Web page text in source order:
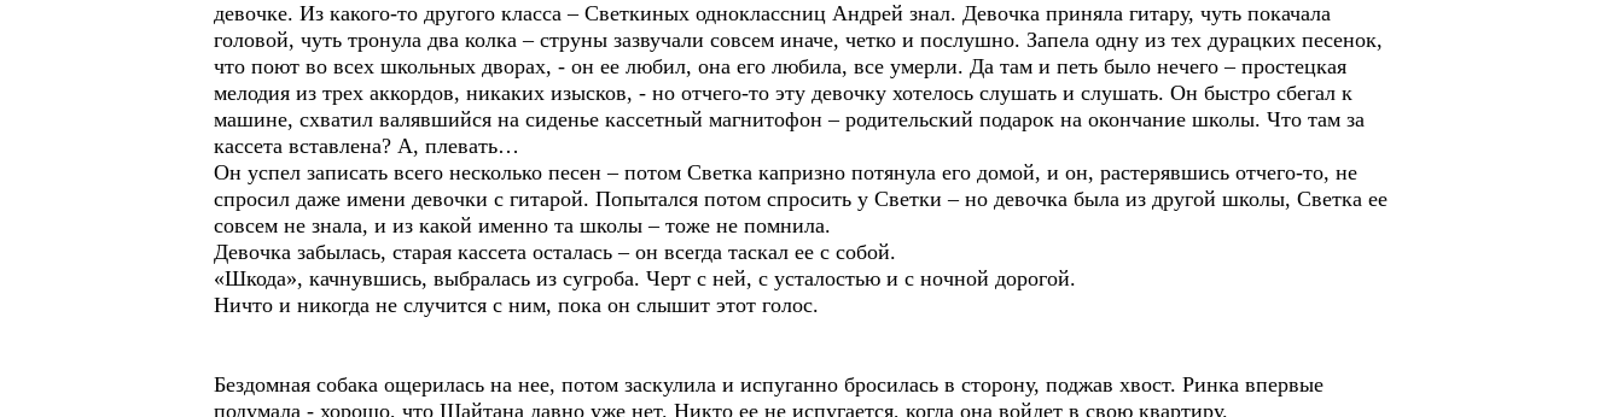
девочке. Из какого-то другого класса – Светкиных одноклассниц Андрей знал. Девочка приняла гитару, чуть покачала
головой, чуть тронула два колка – струны зазвучали совсем иначе, четко и послушно. Запела одну из тех дурацких песенок,
что поют во всех школьных дворах, - он ее любил, она его любила, все умерли. Да там и петь было нечего – простецкая
мелодия из трех аккордов, никаких изысков, - но отчего-то эту девочку хотелось слушать и слушать. Он быстро сбегал к
машине, схватил валявшийся на сиденье кассетный магнитофон – родительский подарок на окончание школы. Что там за
кассета вставлена? А, плевать…
Он успел записать всего несколько песен – потом Светка капризно потянула его домой, и он, растерявшись отчего-то, не
спросил даже имени девочки с гитарой. Попытался потом спросить у Светки – но девочка была из другой школы, Светка ее
совсем не знала, и из какой именно та школы – тоже не помнила.
Девочка забылась, старая кассета осталась – он всегда таскал ее с собой.
«Шкода», качнувшись, выбралась из сугроба. Черт с ней, с усталостью и с ночной дорогой.
Ничто и никогда не случится с ним, пока он слышит этот голос.
Бездомная собака ощерилась на нее, потом заскулила и испуганно бросилась в сторону, поджав хвост. Ринка впервые
подумала - хорошо, что Шайтана давно уже нет. Никто ее не испугается, когда она войдет в свою квартиру.